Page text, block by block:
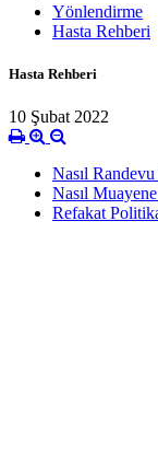
Yönlendirme
Hasta Rehberi
Hasta Rehberi
10 Şubat 2022
Nasıl Randevu
Nasıl
Refakat